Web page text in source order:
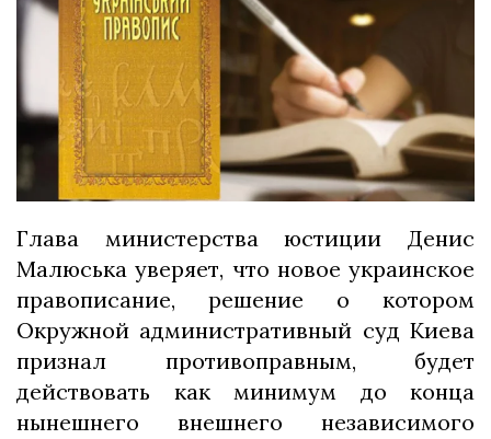
Глава министерства юстиции Денис
Малюська уверяет, что новое украинское
правописание, решение о котором
Окружной административный суд Киева
признал противоправным, будет
действовать как минимум до конца
нынешнего внешнего независимого